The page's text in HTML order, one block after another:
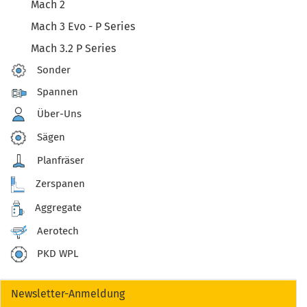
Mach 2
Mach 3 Evo - P Series
Mach 3.2 P Series
Sonder
Spannen
Über-Uns
Sägen
Planfräser
Zerspanen
Aggregate
Aerotech
PKD WPL
Newsletter-Anmeldung